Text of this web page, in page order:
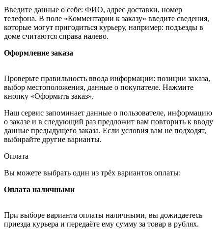
Введите данные о себе: ФИО, адрес доставки, номер
телефона. В поле «Комментарии к заказу» введите сведения,
которые могут пригодиться курьеру, например: подъезды в
доме считаются справа налево.
Оформление заказа
Проверьте правильность ввода информации: позиции заказа,
выбор местоположения, данные о покупателе. Нажмите
кнопку «Оформить заказ».
Наш сервис запоминает данные о пользователе, информацию
о заказе и в следующий раз предложит вам повторить к вводу
данные предыдущего заказа. Если условия вам не подходят,
выбирайте другие варианты.
Оплата
Вы можете выбрать один из трёх вариантов оплаты:
Оплата наличными
При выборе варианта оплаты наличными, вы дожидаетесь
приезда курьера и передаёте ему сумму за товар в рублях.